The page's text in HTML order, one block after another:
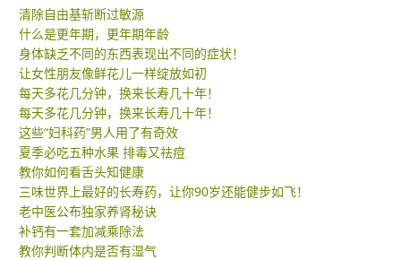
清除自由基斩断过敏源
什么是更年期，更年期年龄
身体缺乏不同的东西表现出不同的症状！
让女性朋友像鲜花儿一样绽放如初
每天多花几分钟，换来长寿几十年！
每天多花几分钟，换来长寿几十年！
这些“妇科药”男人用了有奇效
夏季必吃五种水果 排毒又祛痘
教你如何看舌头知健康
三味世界上最好的长寿药，让你90岁还能健步如飞！
老中医公布独家养肾秘诀
补钙有一套加减乘除法
教你判断体内是否有湿气